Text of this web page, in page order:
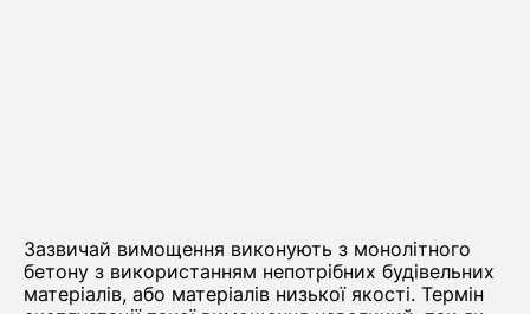
Зазвичай вимощення виконують з монолітного
бетону з використанням непотрібних будівельних
матеріалів, або матеріалів низької якості. Термін